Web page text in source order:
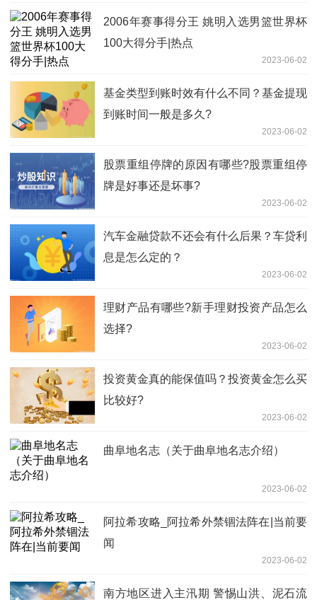
2006年赛事得分王 姚明入选男篮世界杯
100大得分手|热点
2023-06-02
基金类型到账时效有什么不同？基金提现
到账时间一般是多久?
2023-06-02
股票重组停牌的原因有哪些?股票重组停
牌是好事还是坏事?
2023-06-02
汽车金融贷款不还会有什么后果？车贷利
息是怎么定的？
2023-06-02
理财产品有哪些?新手理财投资产品怎么
选择?
2023-06-02
投资黄金真的能保值吗？投资黄金怎么买
比较好?
2023-06-02
曲阜地名志（关于曲阜地名志介绍）
2023-06-02
阿拉希攻略_阿拉希外禁锢法阵在|当前要
闻
2023-06-02
南方地区进入主汛期 警惕山洪、泥石流